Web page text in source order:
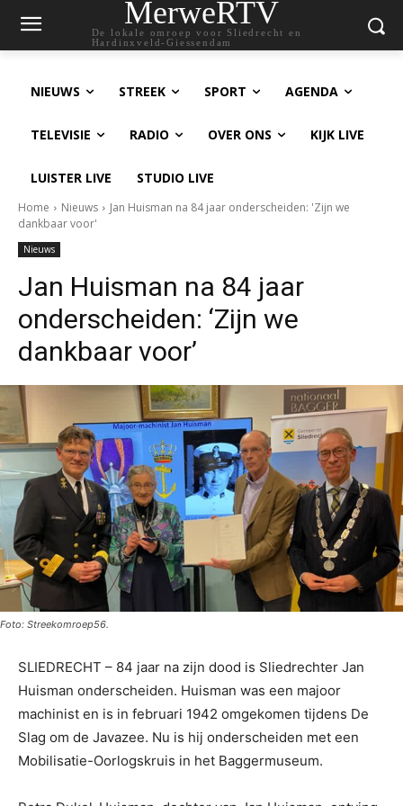
MerweRTV
De lokale omroep voor Sliedrecht en
Hardinxveld-Giessendam
NIEUWS STREEK SPORT AGENDA
TELEVISIE RADIO OVER ONS KIJK LIVE
LUISTER LIVE STUDIO LIVE
Home Nieuws
Jan Huisman na 84 jaar onderscheiden: 'Zijn we
dankbaar voor'
Nieuws
Jan Huisman na 84 jaar
onderscheiden: ‘Zijn we
dankbaar voor’
Foto: Streekomroep56.
SLIEDRECHT – 84 jaar na zijn dood is Sliedrechter Jan
Huisman onderscheiden. Huisman was een majoor
machinist en is in februari 1942 omgekomen tijdens De
Slag om de Javazee. Nu is hij onderscheiden met een
Mobilisatie-Oorlogskruis in het Baggermuseum.